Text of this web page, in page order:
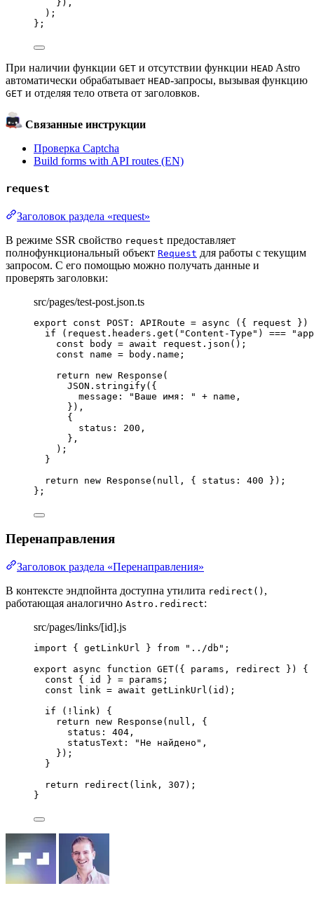
} ) ,
) ;
} ;
При наличии функции GET и отсутствии функции HEAD Astro
автоматически обрабатывает HEAD-запросы, вызывая функцию
GET и отделяя тело ответа от заголовков.
Связанные инструкции
Проверка Captcha
Build forms with API routes (EN)
request
Заголовок раздела «request»
В режиме SSR свойство request предоставляет
полнофункциональный объект Request для работы с текущим
запросом. С его помощью можно получать данные и
проверять заголовки:
src/pages/test-post.json.ts
export const POST : APIRoute = async ( { request } )
if
(request . headers . get ( "Content-Type " ) === "
const
body = await request . json () ;
const name = body . name ;
return new Response (
JSON . stringify( {
message:
" Ваше имя: " + name ,
} ) ,
{
status: 200 ,
},
) ;
}
return new Response ( null , { status: 400 } ) ;
} ;
Перенаправления
Заголовок раздела «Перенаправления»
В контексте эндпойнта доступна утилита redirect() ,
работающая аналогично Astro.redirect:
src/pages/links/[id].js
import { getLinkUrl } from " ../db " ;
export
async function GET( { params , redirect } )
{
const { id } = params ;
const
link = await getLinkUrl ( id );
if ( ! link) {
return
new Response ( null ,
{
status: 404 ,
statusText:
"Не найдено " ,
});
}
return
redirect ( link , 307 );
}